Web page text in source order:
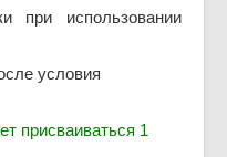
при использовании
условия
присваиваться 1